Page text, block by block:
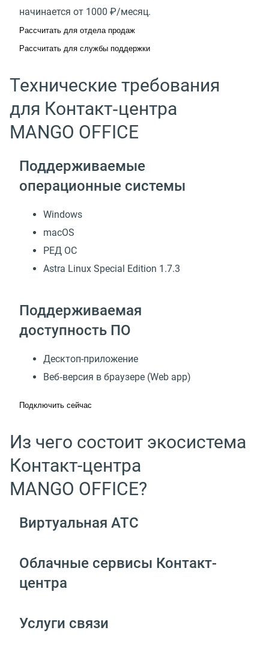
начинается от 1000 ₽/месяц.
Рассчитать для отдела продаж
Рассчитать для службы поддержки
Технические требования
для Контакт‑центра
MANGO OFFICE
Поддерживаемые
операционные системы
Windows
macOS
РЕД ОС
Astra Linux Special Edition 1.7.3
Поддерживаемая
доступность ПО
Десктоп-приложение
Веб‑версия в браузере (Web app)
Подключить сейчас
Из чего состоит экосистема
Контакт-центра
MANGO OFFICE?
Виртуальная АТС
Облачные сервисы Контакт-
центра
Услуги связи